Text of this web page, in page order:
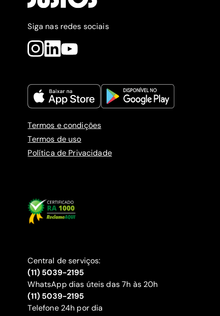
Siga nas redes sociais
Termos e condições
Termos de uso
Política de Privacidade
Central de serviços:
(11) 5039-2195
WhatsApp dias úteis das 7h às 20h
(11) 5039-2195
‍Telefone 24h por dia